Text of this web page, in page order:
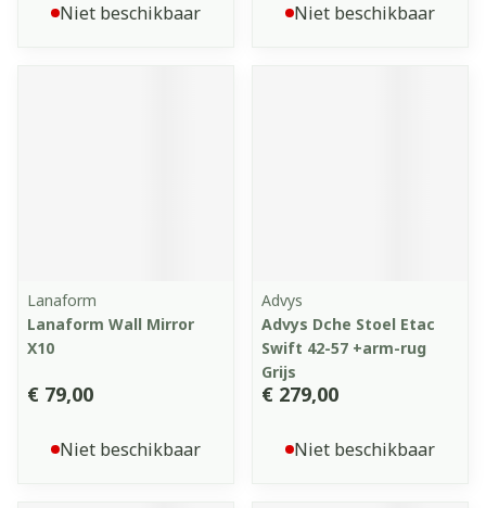
Niet beschikbaar Niet beschikbaar
Lanaform
Lanaform Wall Mirror
X10
€ 79,00
Niet beschikbaar
Advys
Advys Dche Stoel Etac
Swift 42-57 +arm-rug
Grijs
€ 279,00
Niet beschikbaar